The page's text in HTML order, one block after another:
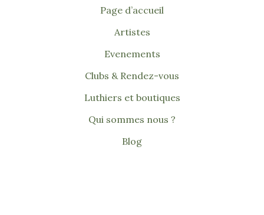
Page d’accueil
Artistes
Evenements
Clubs & Rendez-vous
Luthiers et boutiques
Qui sommes nous ?
Blog